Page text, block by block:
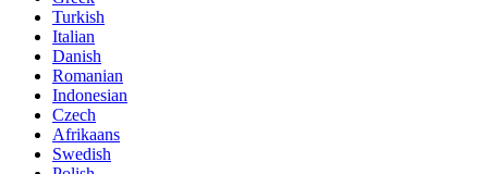
Turkish
Italian
Danish
Romanian
Indonesian
Czech
Afrikaans
Swedish